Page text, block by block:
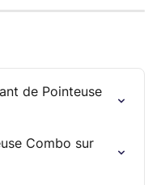
de Pointeuse
Combo sur